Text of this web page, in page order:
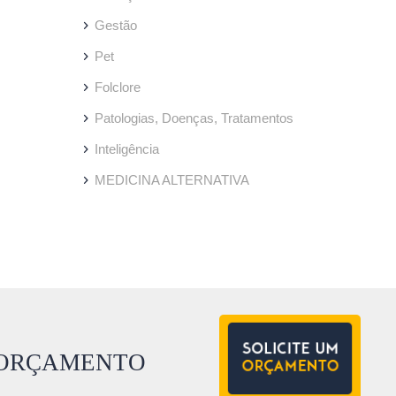
Gestão
Pet
Folclore
Patologias, Doenças, Tratamentos
Inteligência
MEDICINA ALTERNATIVA